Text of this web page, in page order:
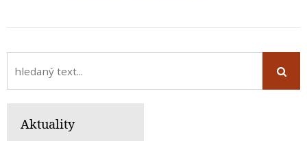
Aktuality